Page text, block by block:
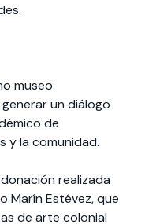
museo
un diálogo
de
y la comunidad.
realizada
Marín Estévez, que
de arte colonial